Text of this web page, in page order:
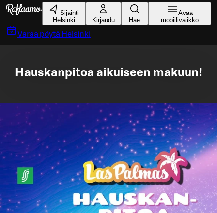
Siirry pääsisältöön
Sijainti
Helsinki
Kirjaudu Hae
Avaa
mobiilivalikko
Varaa pöytä Helsinki
Hauskanpitoa aikuiseen makuun!